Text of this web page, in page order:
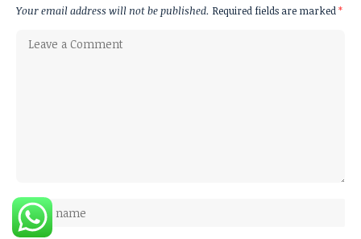
Your email address will not be published. Required fields are marked *